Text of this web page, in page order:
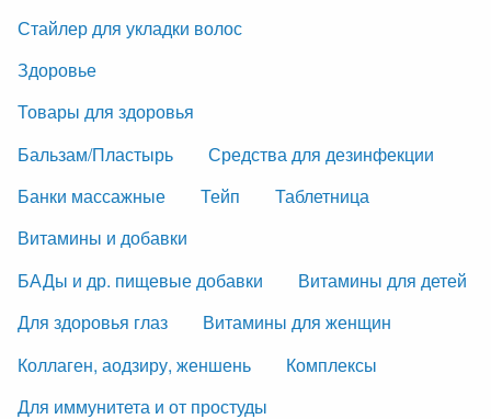
Стайлер для укладки волос
Здоровье
Товары для здоровья
Бальзам/Пластырь
Средства для дезинфекции
Банки массажные
Тейп
Таблетница
Витамины и добавки
БАДы и др. пищевые добавки
Витамины для детей
Для здоровья глаз
Витамины для женщин
Коллаген, аодзиру, женшень
Комплексы
Для иммунитета и от простуды